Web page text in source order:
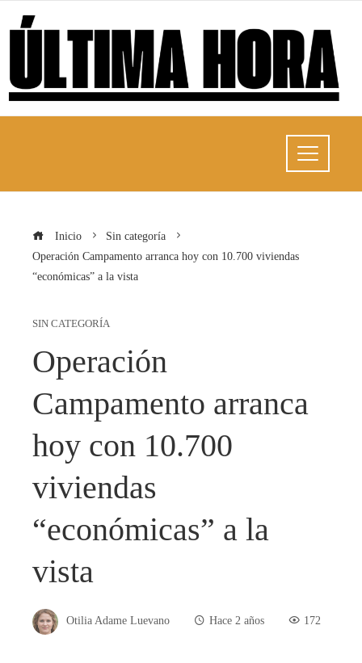
Inicio
Sin categoría
Operación Campamento arranca hoy con 10.700 viviendas
“económicas” a la vista
SIN CATEGORÍA
Operación
Campamento arranca
hoy con 10.700
viviendas
“económicas” a la
vista
Otilia Adame Luevano Hace 2 años 172